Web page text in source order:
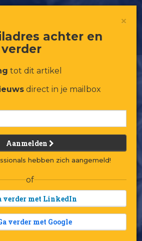
×
achter en
tot dit artikel
direct in je mailbox
Aanmelden
hebben zich aangemeld!
of
verder met LinkedIn
verder met Google